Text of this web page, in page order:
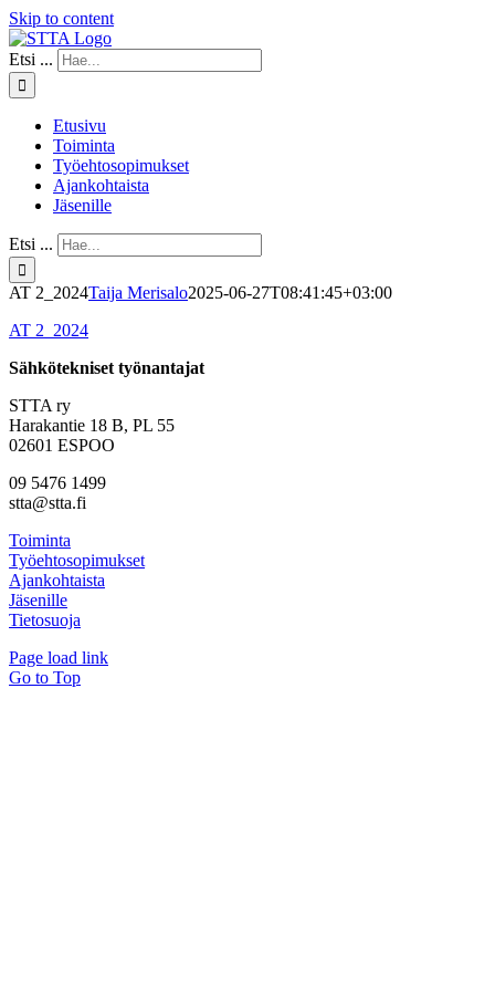
Skip to content
Etsi ...
Etusivu
Toiminta
Työehtosopimukset
Ajankohtaista
Jäsenille
Etsi ...
AT 2_2024Taija Merisalo2025-06-27T08:41:45+03:00
AT 2_2024
Sähkötekniset työnantajat
STTA ry
Harakantie 18 B, PL 55
02601 ESPOO
09 5476 1499
stta@stta.fi
Toiminta
Työehtosopimukset
Ajankohtaista
Jäsenille
Tietosuoja
Page load link
Go to Top